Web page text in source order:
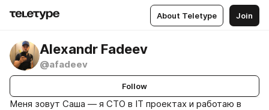
About Teletype Join
Alexandr Fadeev
@afadeev
Follow
Меня зовут Саша — я CTO в IT проектах и работаю в